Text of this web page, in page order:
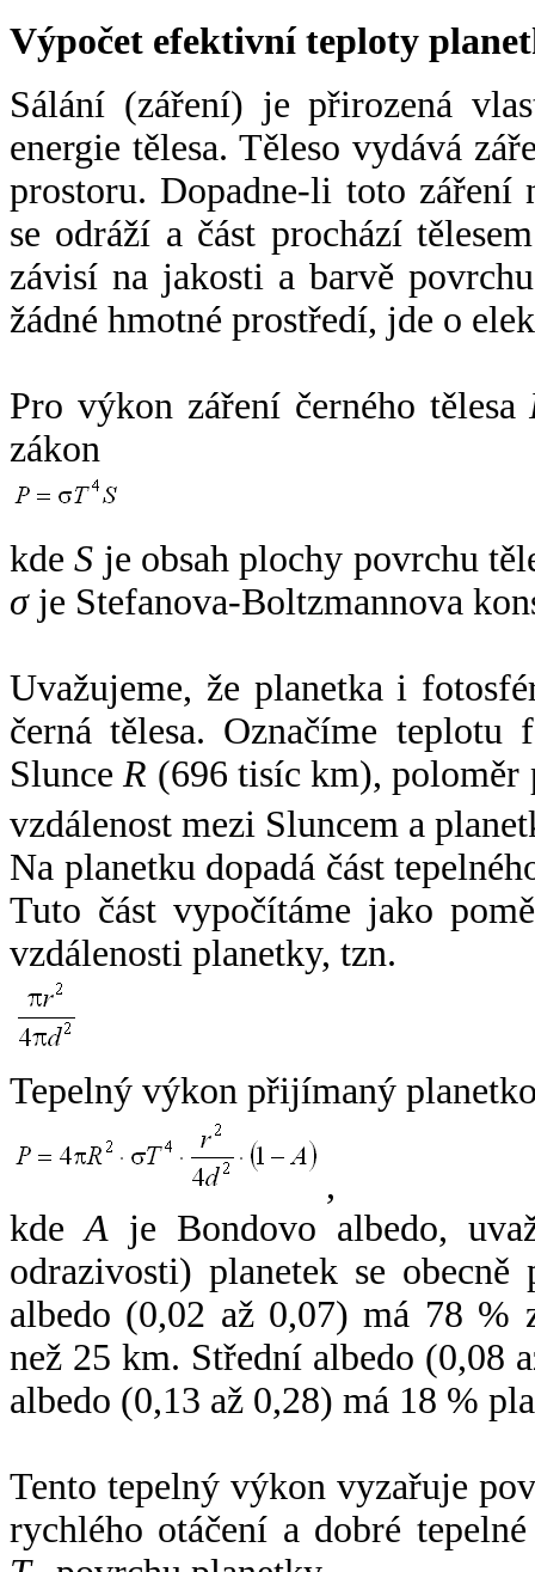
Výpočet efektivní teploty
Sálání (záření) je přirozená
energie tělesa. Těleso vydává
prostoru. Dopadne-li toto záření
se odráží a část prochází
závisí na jakosti a barvě
žádné hmotné prostředí, jde o
Pro výkon záření černého tělesa
zákon
kdeS je obsah plochy povrchu
σje Stefanova-Boltzmannova
Uvažujeme, že planetka i
černá tělesa. Označíme
SlunceR (696 tisíc km),
vzdálenost mezi Sluncem a
Na planetku dopadá část
Tuto část vypočítáme jako
vzdálenosti planetky, tzn.
Tepelný výkon přijímaný
,
kdeA je Bondovo albedo,
odrazivosti) planetek se
albedo (0,02 až 0,07) má 78 %
než 25 km. Střední albedo (0,08
albedo (0,13 až 0,28) má 18 %
Tento tepelný výkon vyzařuje
rychlého otáčení a dobré